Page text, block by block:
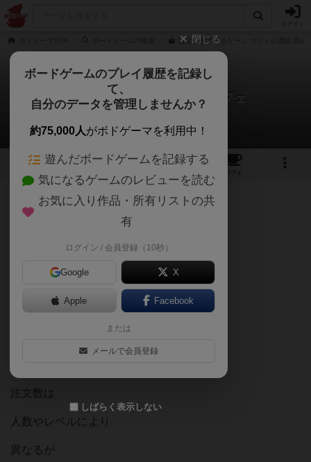
注文の多すぎるゲーム カフェの通販/商品
注文の多すぎるゲーム カフェ
ワタルさんのレビュー
4 2 7
カフェ
301名 0名 0 約4年前
ひたすら注文を
記憶していく協力ゲーム。
注文数は
人数やレベルにより
異なるが
閉じる
ボードゲームのプレイ履歴を記録し
て、
自分のデータを管理しませんか？
約75,000人がボドゲーマを利用中！
遊んだボードゲームを記録する
気になるゲームのレビューを読む
お気に入り作品・所有リストの共
有
ログイン / 会員登録（10秒）
Google X
Apple Facebook
または
メールで会員登録
しばらく表示しない